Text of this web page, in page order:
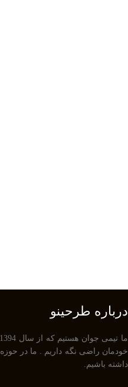
درباره طرحینو
داشته باشیم.